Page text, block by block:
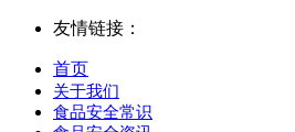
友情链接：
首页
关于我们
食品安全常识